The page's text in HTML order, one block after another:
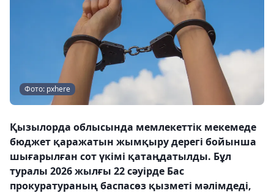
Фото: pxhere
Қызылорда облысында мемлекеттік мекемеде
бюджет қаражатын жымқыру дерегі бойынша
шығарылған сот үкімі қатаңдатылды. Бұл
туралы 2026 жылғы 22 сәуірде Бас
прокуратураның баспасөз қызметі мәлімдеді,